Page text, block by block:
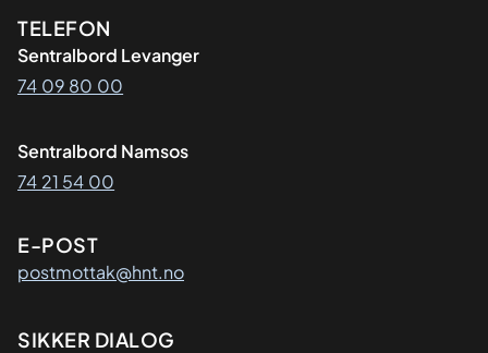
Kontaktinformasjon
TELEFON
Sentralbord Levanger
74 09 80 00
Sentralbord Namsos
74 21 54 00
E-POST
postmottak@hnt.no
SIKKER DIALOG